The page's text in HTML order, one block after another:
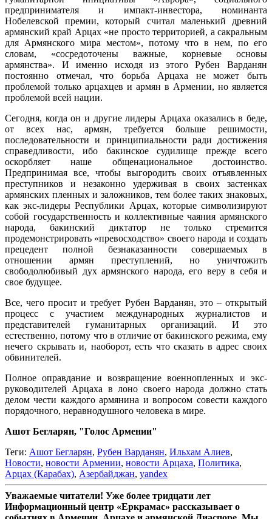
предпринимателя и импакт-инвестора, номинанта
Нобелевской премии, который считал маленький древний
армянский край Арцах «не просто территорией, а сакральным
для Армянского мира местом», потому что в нем, по его
словам, «сосредоточены важные, корневые основы
армянства». И именно исходя из этого Рубен Варданян
постоянно отмечал, что борьба Арцаха не может быть
проблемой только арцахцев и армян в Армении, но является
проблемой всей нации.
Сегодня, когда он и другие лидеры Арцаха оказались в беде,
от всех нас, армян, требуется больше решимости,
последовательности и принципиальности ради достижения
справедливости, ибо бакинское судилище прежде всего
оскорбляет наше общенациональное достоинство.
Предпринимая все, чтобы выгородить своих отъявленных
преступников и незаконно удерживая в своих застенках
армянских пленных и заложников, тем более таких знаковых,
как экс-лидеры Республики Арцах, которые символизируют
собой государственность и коллективные чаяния армянского
народа, бакинский диктатор не только стремится
продемонстрировать «превосходство» своего народа и создать
прецедент полной безнаказанности совершаемых в
отношении армян преступлений, но уничтожить
свободолюбивый дух армянского народа, его веру в себя и
свое будущее.
Все, чего просит и требует Рубен Варданян, это – открытый
процесс с участием международных журналистов и
представителей гуманитарных организаций. И это
естественно, потому что в отличие от бакинского режима, ему
нечего скрывать и, наоборот, есть что сказать в адрес своих
обвинителей.
Полное оправдание и возвращение военнопленных и экс-
руководителей Арцаха в лоно своего народа должно стать
делом чести каждого армянина и вопросом совести каждого
порядочного, неравнодушного человека в мире.
Ашот Бегларян, "Голос Армении"
Теги: Ашот Бегларян, Рубен Варданян, Ильхам Алиев,
Новости, новости Армении, новости Арцаха, Политика,
Арцах (Карабах), Азербайджан, yandex
Уважаемые читатели! Уже более тридцати лет
Информационный центр «Еркрамас» рассказывает о